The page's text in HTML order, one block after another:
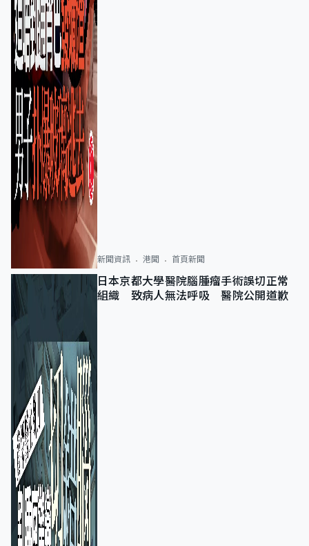
新聞資訊 港聞 首頁新聞
日本京都大學醫院腦腫瘤手術誤切正常
組織 致病人無法呼吸 醫院公開道歉